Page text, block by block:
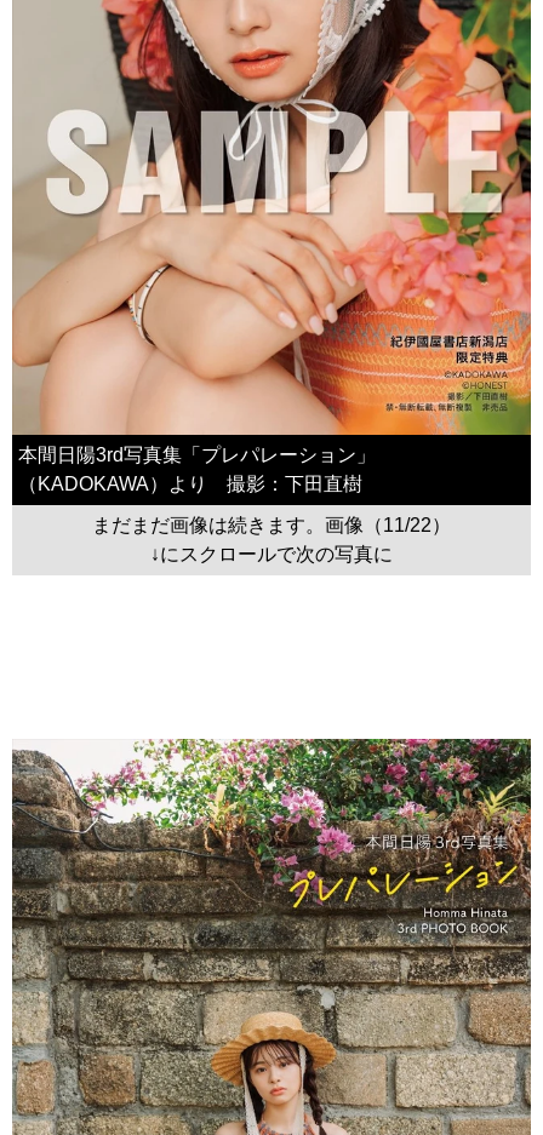
本間日陽3rd写真集「プレパレーション」
（KADOKAWA）より 撮影：下田直樹
まだまだ画像は続きます。画像（11/22）
↓にスクロールで次の写真に